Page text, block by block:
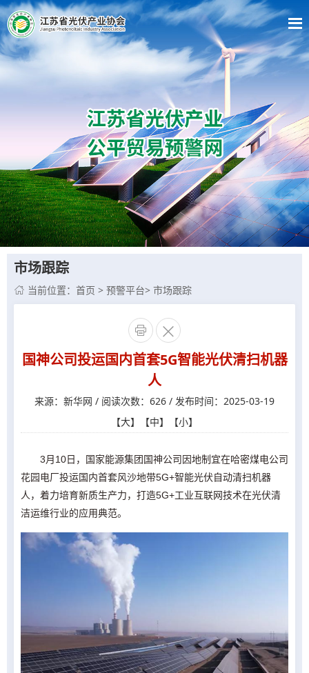
市场跟踪
 当前位置： 首页 > 预警平台> 市场跟踪
 
国神公司投运国内首套5G智能光伏清扫机器
人
来源：新华网 / 阅读次数：626 / 发布时间：2025-03-19
【大】【中】【小】
3月10日，国家能源集团国神公司因地制宜在哈密煤电公司
花园电厂投运国内首套风沙地带5G+智能光伏自动清扫机器
人，着力培育新质生产力，打造5G+工业互联网技术在光伏清
洁运维行业的应用典范。